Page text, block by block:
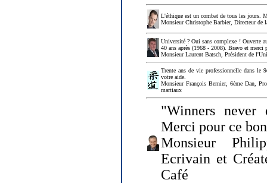
L'éthique est un combat de tous les jours.
Monsieur Christophe Barbier, Directeur de
Université ? Oui sans complexe ! Ouverte
40 ans après (1968 - 2008). Bravo et merci
Monsieur Laurent Batsch, Président de
Trente ans de vie professionnelle dans le
votre aide.
Monsieur François Bernier, 6ème Dan,
martiaux
"Winners
Merci pour ce
Monsieur
Ecrivain et
Café